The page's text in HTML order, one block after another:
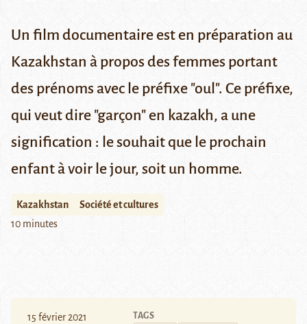
Un film documentaire est en préparation au
Kazakhstan à propos des femmes portant
des prénoms avec le préfixe "oul". Ce préfixe,
qui veut dire "garçon" en kazakh, a une
signification : le souhait que le prochain
enfant à voir le jour, soit un homme.
Kazakhstan
Société et cultures
10 minutes
15 février 2021 TAGS